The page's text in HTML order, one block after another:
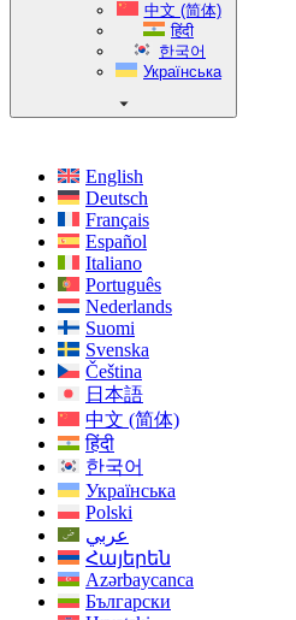
中文 (简体)
हिंदी
한국어
Українська
English
Deutsch
Français
Español
Italiano
Português
Nederlands
Suomi
Svenska
Čeština
日本語
中文 (简体)
हिंदी
한국어
Українська
Polski
عربي
Հայերեն
Azərbaycanca
Български